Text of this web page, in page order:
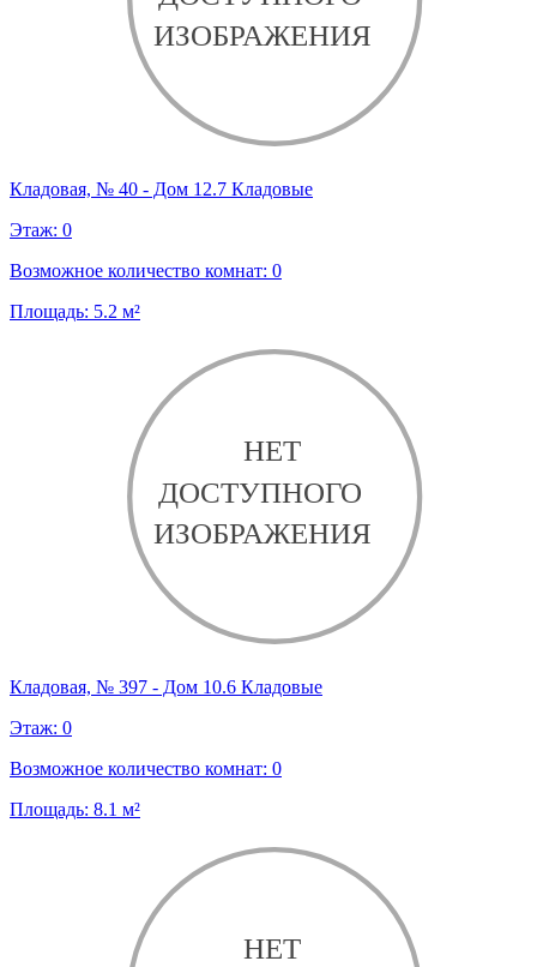
Кладовая, № 40 - Дом 12.7 Кладовые
Этаж: 0
Возможное количество комнат: 0
Площадь: 5.2 м²
Кладовая, № 397 - Дом 10.6 Кладовые
Этаж: 0
Возможное количество комнат: 0
Площадь: 8.1 м²